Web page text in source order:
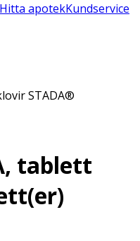
Hitta apotekKundservice
STADA®
tablett